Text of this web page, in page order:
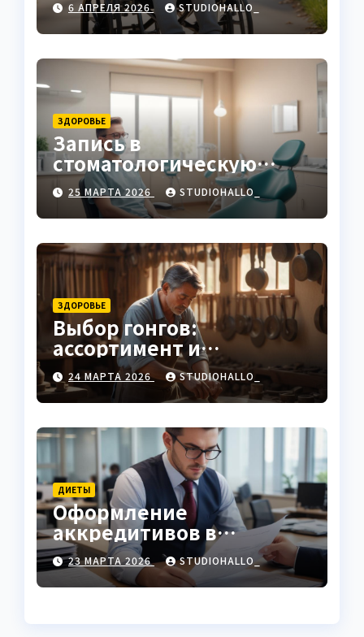
6 АПРЕЛЯ 2026 STUDIOHALLO_
ЗДОРОВЬЕ
Запись в
стоматологическую
клинику
25 МАРТА 2026 STUDIOHALLO_
ЗДОРОВЬЕ
Выбор гонгов:
ассортимент и
характеристики
24 МАРТА 2026 STUDIOHALLO_
ДИЕТЫ
Оформление
аккредитивов в
международной
торговле
23 МАРТА 2026 STUDIOHALLO_